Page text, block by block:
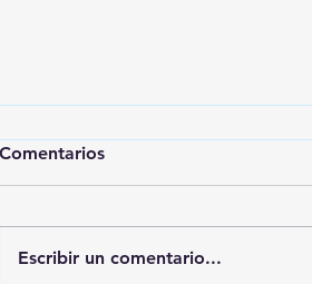
Comentarios
Escribir un comentario...